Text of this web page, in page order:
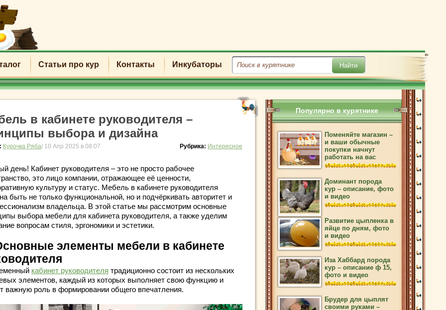
Статьи про кур Контакты Инкубаторы
в кабинете руководителя –
выбора и дизайна
Курочка Ряба/ 10 Апр 2025 в 08:07 Рубрика: Интересное
день! Кабинет руководителя – это не просто рабочее
это лицо компании, отражающее её ценности,
культуру и статус. Мебель в кабинете руководителя
быть не только функциональной, но и подчёркивать авторитет и
владельца. В этой статье мы рассмотрим основные
выбора мебели для кабинета руководителя, а также уделим
вопросам стиля, эргономики и эстетики.
элементы мебели в кабинете
кабинет руководителя традиционно состоит из нескольких
элементов, каждый из которых выполняет свою функцию и
важную роль в формировании общего впечатления.
Популярно в курятнике
Поменяйте магазин –
и ваши обычные
покупки начнут
работать на вас
Доминант порода
кур – описание, фото
и видео
Развитие цыпленка в
яйце по дням, фото
и видео
Иза Хаббард порода
кур – описание ф 15,
фото и видео
Брудер для цыплят
своими руками –